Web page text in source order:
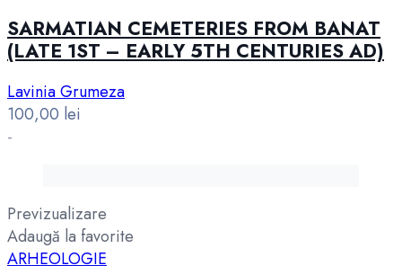
SARMATIAN CEMETERIES FROM BANAT
(LATE 1ST – EARLY 5TH CENTURIES AD)
Lavinia Grumeza
100,00 lei
-
Previzualizare
Adaugă la favorite
ARHEOLOGIE